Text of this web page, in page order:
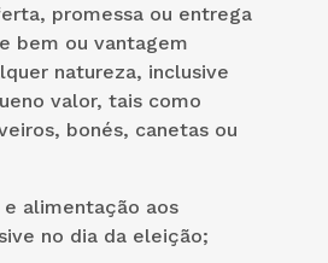
promessa ou entrega
bem ou vantagem
natureza, inclusive
valor, tais como
bonés, canetas ou
alimentação aos
no dia da eleição;